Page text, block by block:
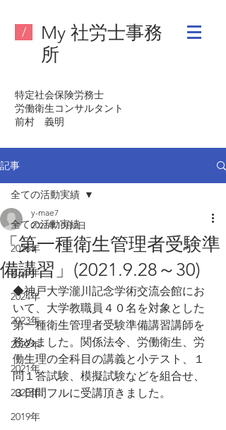
/
My 社労士事務
所
特定社会保険労務士
労働衛生コンサルタント
​前村 義明
記事
全ての活動実績
2026年
2025年
2024年
2023年
2022年
2021年
2020年
2019年
全ての活動実績
「第一種衛生管理者受験準
備講習」(2021.9.28～30)
y-mae7
2021年10月2日
◆神戸大学瀧川記念学術交流会館にお
いて、大学教職員４０名を対象とした
第一種衛生管理者受験準備講習講師を
務めました。関係法令、労働衛生、労
働生理の全科目の講義と小テスト、１
問１答試験、模擬試験などを組合せ、
３日間フルに受講頂きました。